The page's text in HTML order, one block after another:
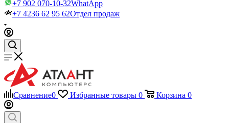
+7 902 070-10-32WhatApp
+7 4236 62 95 62Отдел продаж
Сравнение0 Избранные товары 0 Корзина 0